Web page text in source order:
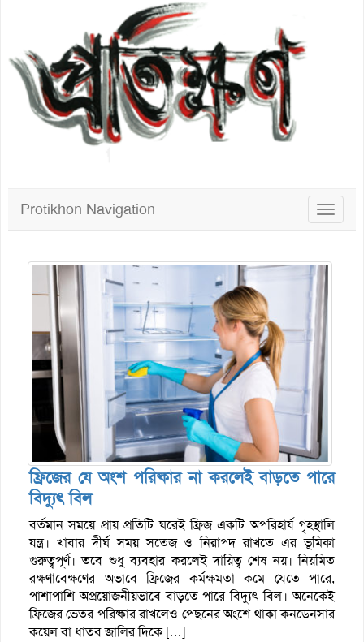
Toggle
Protikhon Navigation
ফ্রিজের যে অংশ পরিষ্কার না করলেই বাড়তে পারে
বিদ্যুৎ বিল
বর্তমান সময়ে প্রায় প্রতিটি ঘরেই ফ্রিজ একটি অপরিহার্য গৃহস্থালি
যন্ত্র। খাবার দীর্ঘ সময় সতেজ ও নিরাপদ রাখতে এর ভূমিকা
গুরুত্বপূর্ণ। তবে শুধু ব্যবহার করলেই দায়িত্ব শেষ নয়। নিয়মিত
রক্ষণাবেক্ষণের অভাবে ফ্রিজের কর্মক্ষমতা কমে যেতে পারে,
পাশাপাশি অপ্রয়োজনীয়ভাবে বাড়তে পারে বিদ্যুৎ বিল। অনেকেই
ফ্রিজের ভেতর পরিষ্কার রাখলেও পেছনের অংশে থাকা কনডেনসার
কয়েল বা ধাতব জালির দিকে […]